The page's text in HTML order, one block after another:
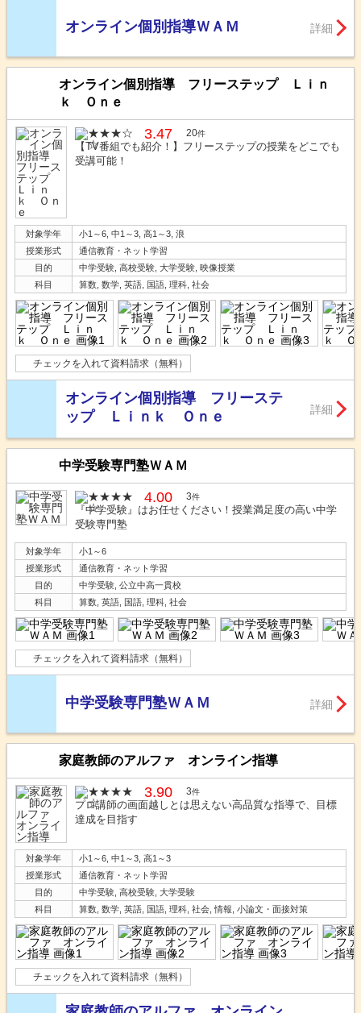
オンライン個別指導ＷＡＭ 詳細
オンライン個別指導 フリーステップ Ｌｉｎ
ｋ Ｏｎｅ
3.47 20件
【TV番組でも紹介！】フリーステップの授業をどこでも
受講可能！
対象学年
小1～6, 中1～3, 高1～3, 浪
授業形式
通信教育・ネット学習
目的
中学受験, 高校受験, 大学受験, 映像授業
科目
算数, 数学, 英語, 国語, 理科, 社会
チェックを入れて資料請求（無料）
オンライン個別指導 フリーステ
ップ Ｌｉｎｋ Ｏｎｅ
詳細
中学受験専門塾ＷＡＭ
4.00 3件
『中学受験』はお任せください！授業満足度の高い中学
受験専門塾
対象学年
小1～6
授業形式
通信教育・ネット学習
目的
中学受験, 公立中高一貫校
科目
算数, 英語, 国語, 理科, 社会
チェックを入れて資料請求（無料）
中学受験専門塾ＷＡＭ 詳細
家庭教師のアルファ オンライン指導
3.90 3件
プロ講師の画面越しとは思えない高品質な指導で、目標
達成を目指す
対象学年
小1～6, 中1～3, 高1～3
授業形式
通信教育・ネット学習
目的
中学受験, 高校受験, 大学受験
科目
算数, 数学, 英語, 国語, 理科, 社会, 情報, 小論文・面接対策
チェックを入れて資料請求（無料）